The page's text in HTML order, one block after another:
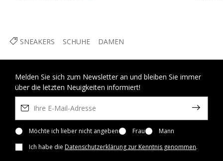
SNEAKERS SCHUHE DAMEN
Melden Sie sich zum Newsletter an und bleiben Sie immer
über die letzten Neuigkeiten informiert!
Möchte ich lieber nicht angeben Frau
Mann
Ich habe die Datenschutzerklärung zur Kenntnis genommen.